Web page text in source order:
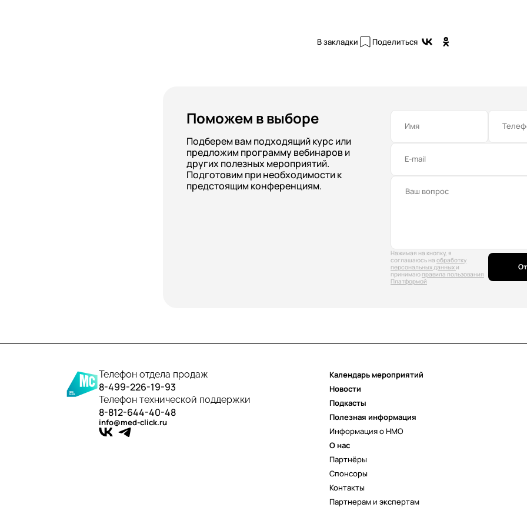
В закладки Поделиться
Поможем в выборе
Подберем вам подходящий курс или
предложим программу вебинаров и
других полезных мероприятий.
Подготовим при необходимости к
предстоящим конференциям.
Имя
E-mail
Нажимая на кнопку, я
соглашаюсь на обработку
персональных данных и
принимаю правила пользования
Платформой
Телефон отдела продаж
8-499-226-19-93
Телефон технической поддержки
8-812-644-40-48
info@med-click.ru
Календарь мероприятий
Новости
Подкасты
Полезная информация
Информация о НМО
О нас
Партнёры
Спонсоры
Контакты
Партнерам и экспертам